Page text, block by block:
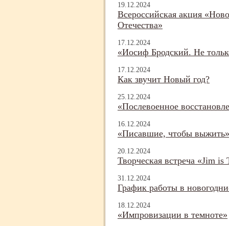
19.12.2024
Всероссийская акция
Отечества»
17.12.2024
«Иосиф Бродский. Не
17.12.2024
Как звучит Новый год?
25.12.2024
«Послевоенное
16.12.2024
«Писавшие, чтобы выжить»
20.12.2024
Творческая встреча «Jim is
31.12.2024
График работы в
18.12.2024
«Импровизации в темноте»